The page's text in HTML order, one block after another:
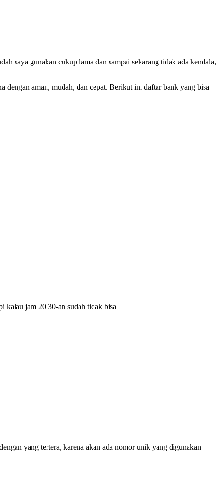
saya gunakan cukup lama dan sampai sekarang tidak ada kendala,
aman, mudah, dan cepat. Berikut ini daftar bank yang bisa
kalau jam 20.30-an sudah tidak bisa
yang tertera, karena akan ada nomor unik yang digunakan